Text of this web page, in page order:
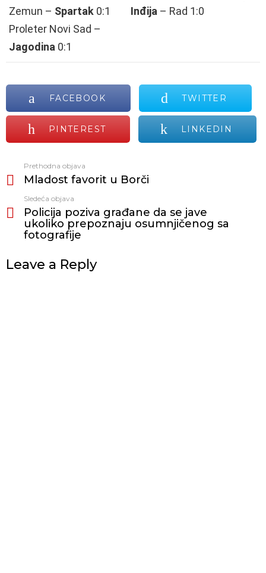
Zemun – Spartak 0:1
Proleter Novi Sad –
Jagodina 0:1
Inđija – Rad 1:0
FACEBOOK TWITTER
PINTEREST LINKEDIN
još
Prethodna objava
Mladost favorit u Borči
Sledeća objava
Policija poziva građane da se jave
ukoliko prepoznaju osumnjičenog sa
fotografije
Leave a Reply